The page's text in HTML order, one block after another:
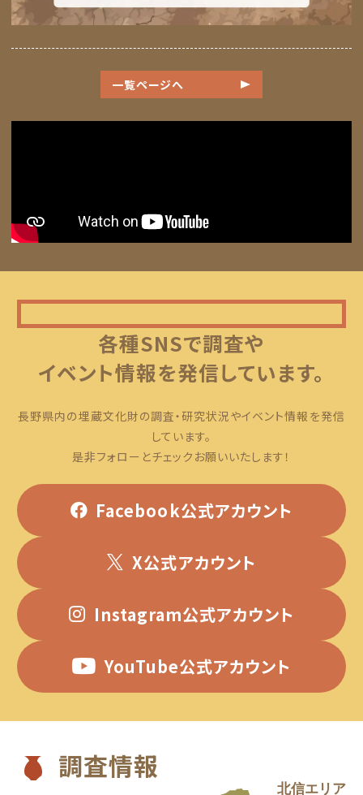
一覧ページへ
各種SNSで調査や
イベント情報を発信しています。
長野県内の埋蔵文化財の調査・研究状況やイベント情報を発信
しています。
是非フォローとチェックお願いいたします！
Facebook公式アカウント
X公式アカウント
Instagram公式アカウント
YouTube公式アカウント
調査情報